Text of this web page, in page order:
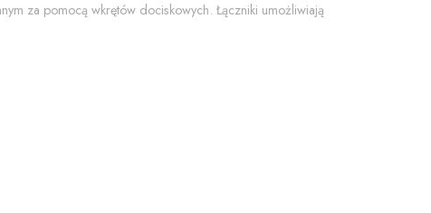
za pomocą wkrętów dociskowych. Łączniki umożliwiają